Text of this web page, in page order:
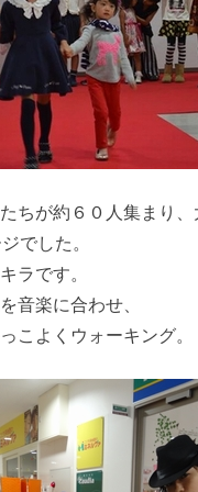
ちが約６０人集まり、
でした。
ラです。
音楽に合わせ、
こよくウォーキング。